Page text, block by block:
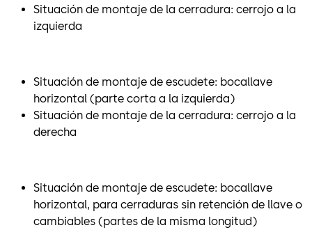
Situación de montaje de la cerradura: cerrojo a la
izquierda
Situación de montaje de escudete: bocallave
horizontal (parte corta a la izquierda)
Situación de montaje de la cerradura: cerrojo a la
derecha
Situación de montaje de escudete: bocallave
horizontal, para cerraduras sin retención de llave o
cambiables (partes de la misma longitud)